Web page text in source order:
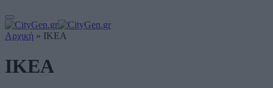
Αρχική » ΙΚΕΑ
ΙΚΕΑ